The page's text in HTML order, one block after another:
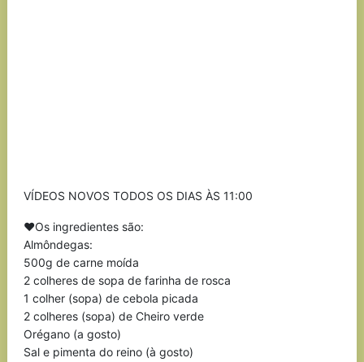
VÍDEOS NOVOS TODOS OS DIAS ÀS 11:00
❤Os ingredientes são:
Almôndegas:
500g de carne moída
2 colheres de sopa de farinha de rosca
1 colher (sopa) de cebola picada
2 colheres (sopa) de Cheiro verde
Orégano (a gosto)
Sal e pimenta do reino (à gosto)